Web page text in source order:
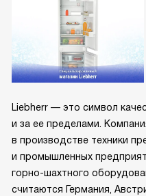
Liebherr — это символ
и за ее пределами.
в производстве техники
и промышленных
горно-шахтного
считаются Германия,